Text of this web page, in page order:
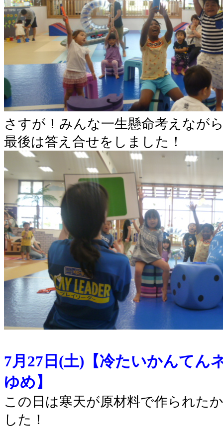
さすが！みんな一生懸命考えなが
最後は答え合せをしました！
7月27日(土)【冷たいかんてん
ゆめ】
この日は寒天が原材料で作られた
した！